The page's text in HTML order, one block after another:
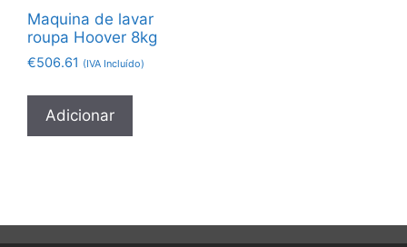
Maquina de lavar
roupa Hoover 8kg
€506.61 (IVA Incluído)
Adicionar